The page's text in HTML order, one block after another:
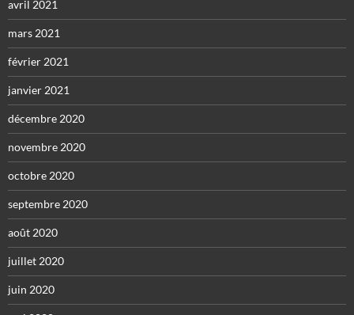
avril 2021
mars 2021
février 2021
janvier 2021
décembre 2020
novembre 2020
octobre 2020
septembre 2020
août 2020
juillet 2020
juin 2020